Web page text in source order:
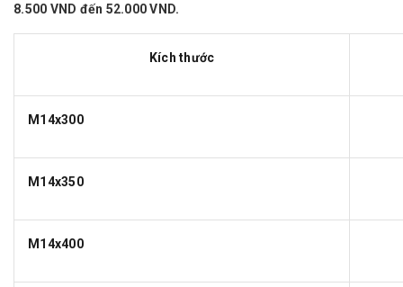
8.500 VND đến 52.000 VND.
Kích thước
M14x300
M14x350
M14x400